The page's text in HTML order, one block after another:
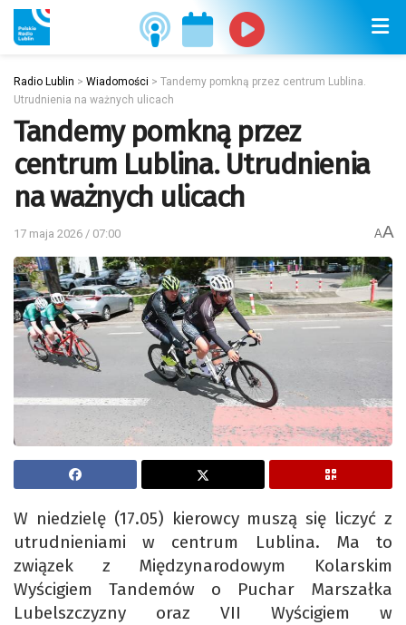
Radio Lublin > Wiadomości > Tandemy pomkną przez centrum Lublina.
Utrudnienia na ważnych ulicach
Tandemy pomkną przez
centrum Lublina. Utrudnienia
na ważnych ulicach
17 maja 2026 / 07:00 AA
W niedzielę (17.05) kierowcy muszą się liczyć z
utrudnieniami w centrum Lublina. Ma to
związek z Międzynarodowym Kolarskim
Wyścigiem Tandemów o Puchar Marszałka
Lubelszczyzny oraz VII Wyścigiem w